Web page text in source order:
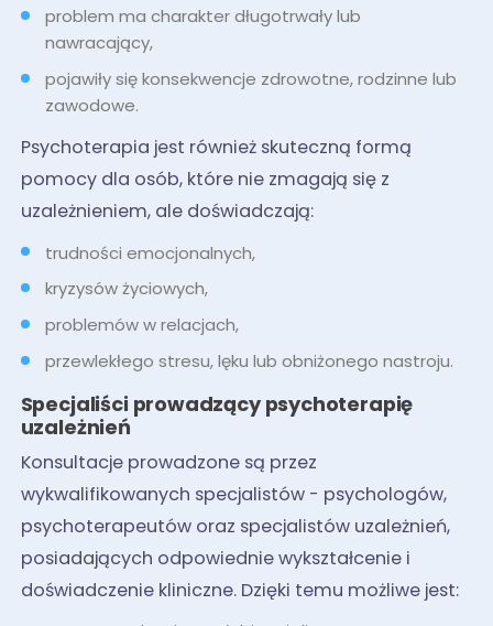
problem ma charakter długotrwały lub
nawracający,
pojawiły się konsekwencje zdrowotne, rodzinne lub
zawodowe.
Psychoterapia jest również skuteczną formą
pomocy dla osób, które nie zmagają się z
uzależnieniem, ale doświadczają:
trudności emocjonalnych,
kryzysów życiowych,
problemów w relacjach,
przewlekłego stresu, lęku lub obniżonego nastroju.
Specjaliści prowadzący psychoterapię
uzależnień
Konsultacje prowadzone są przez
wykwalifikowanych specjalistów - psychologów,
psychoterapeutów oraz specjalistów uzależnień,
posiadających odpowiednie wykształcenie i
doświadczenie kliniczne. Dzięki temu możliwe jest: